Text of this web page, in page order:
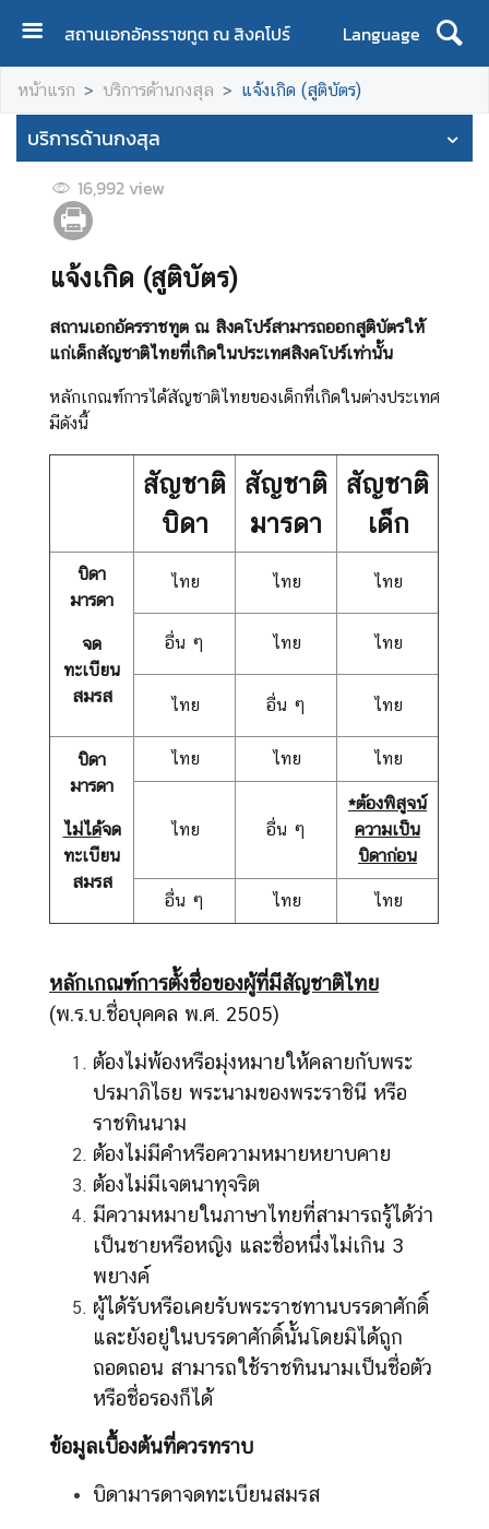
สถานเอกอัครราชทูต ณ สิงคโปร์
Language
ห
น้
แ
ร
ก
กี่
ว
กั
ส
อ
ท
ข่
ร
ะ
า
ศ
ข้
อ
หน้าแรก บริการด้านกงสุล แจ้งเกิด (สูติบัตร)
บริการด้านกงสุล
16,992 view
แจ้งเกิด (สูติบัตร)
สถานเอกอัครราชทูต ณ สิงคโปร์สามารถออกสูติบัตรให้
แก่เด็กสัญชาติไทยที่เกิดในประเทศสิงคโปร์เท่านั้น
หลักเกณฑ์การได้สัญชาติไทยของเด็กที่เกิดในต่างประเทศ
มีดังนี้
สัญชาติ
บิดา
สัญชาติ
มารดา
สัญชาติ
เด็ก
บิดา
มารดา
จด
ทะเบียน
สมรส
ไทย ไทย ไทย
อื่น ๆ ไทย ไทย
ไทย อื่น ๆ ไทย
บิดา
มารดา
ไม่ได้จด
ทะเบียน
สมรส
ไทย ไทย ไทย
ไทย อื่น ๆ
*ต้องพิสูจน์
ความเป็น
บิดาก่อน
อื่น ๆ ไทย ไทย
หลักเกณฑ์การตั้งชื่อของผู้ที่มีสัญชาติไทย
(พ.ร.บ.ชื่อบุคคล พ.ศ. 2505)
ต้องไม่พ้องหรือมุ่งหมายให้คลายกับพระ
ปรมาภิไธย พระนามของพระราชินี หรือ
ราชทินนาม
ต้องไม่มีคำหรือความหมายหยาบคาย
ต้องไม่มีเจตนาทุจริต
มีความหมายในภาษาไทยที่สามารถรู้ได้ว่า
เป็นชายหรือหญิง และชื่อหนึ่งไม่เกิน 3
พยางค์
ผู้ได้รับหรือเคยรับพระราชทานบรรดาศักดิ์
และยังอยู่ในบรรดาศักดิ์นั้นโดยมิได้ถูก
ถอดถอน สามารถใช้ราชทินนามเป็นชื่อตัว
หรือชื่อรองก็ได้
ข้อมูลเบื้องต้นที่ควรทราบ
บิดามารดาจดทะเบียนสมรส